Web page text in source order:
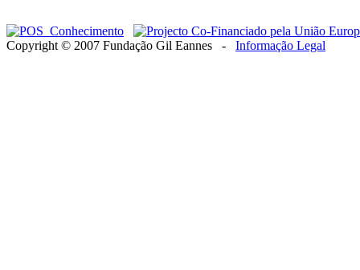
Copyright © 2007 Fundação Gil Eannes - Informação Legal